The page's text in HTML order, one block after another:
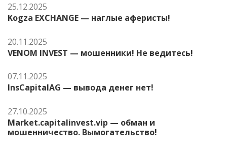
25.12.2025
Kogza EXCHANGE — наглые аферисты!
20.11.2025
VENOM INVEST — мошенники! Не ведитесь!
07.11.2025
InsCapitalAG — вывода денег нет!
27.10.2025
Market.capitalinvest.vip — обман и
мошенничество. Вымогательство!